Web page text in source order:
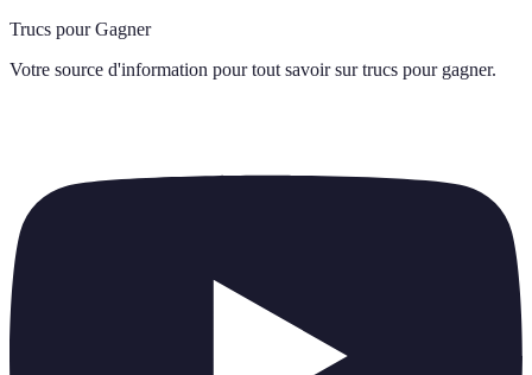
Trucs pour Gagner
Votre source d'information pour tout savoir sur trucs pour gagner.